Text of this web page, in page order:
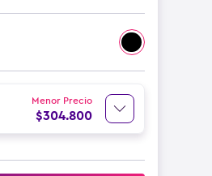
Menor Precio
$304.800